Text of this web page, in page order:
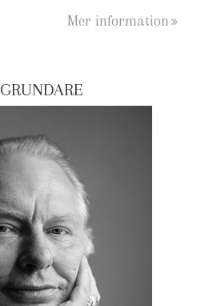
Mer information
GRUNDARE